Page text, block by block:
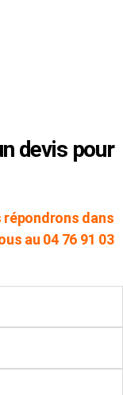
devis pour
répondrons dans
au 04 76 91 03